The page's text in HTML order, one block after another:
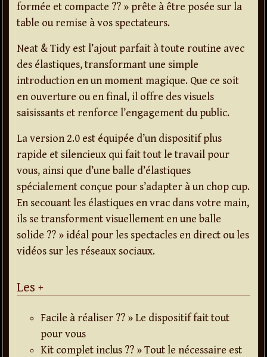
formée et compacte ?? » prête à être posée sur la
table ou remise à vos spectateurs.
Neat & Tidy est l’ajout parfait à toute routine avec
des élastiques, transformant une simple
introduction en un moment magique. Que ce soit
en ouverture ou en final, il offre des visuels
saisissants et renforce l’engagement du public.
La version 2.0 est équipée d’un dispositif plus
rapide et silencieux qui fait tout le travail pour
vous, ainsi que d’une balle d’élastiques
spécialement conçue pour s’adapter à un chop cup.
En secouant les élastiques en vrac dans votre main,
ils se transforment visuellement en une balle
solide ?? » idéal pour les spectacles en direct ou les
vidéos sur les réseaux sociaux.
Les +
Facile à réaliser ?? » Le dispositif fait tout
pour vous
Kit complet inclus ?? » Tout le nécessaire est